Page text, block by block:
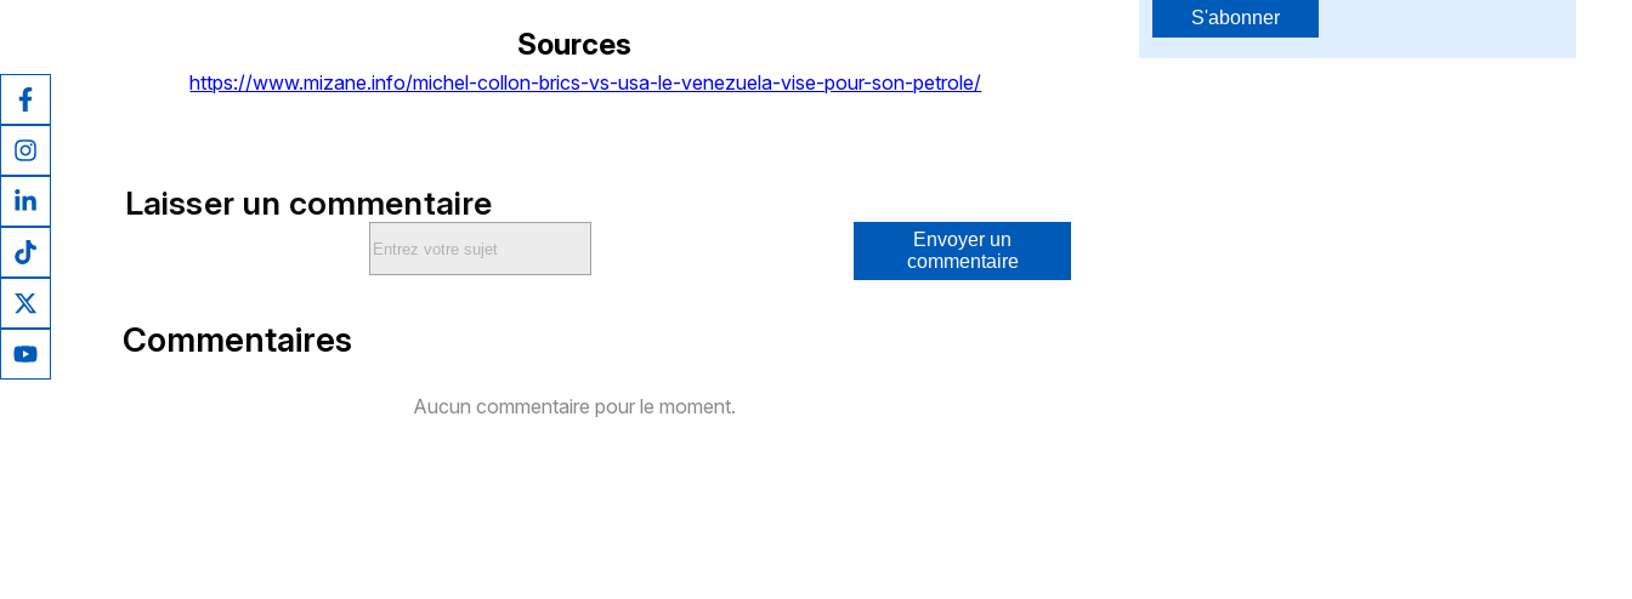
Sources
https://www.mizane.info/michel-collon-brics-vs-usa-le-venezuela-vise-pour-son-petrole/
Laisser un commentaire
Envoyer un
commentaire
Commentaires
Aucun commentaire pour le moment.
S'abonner